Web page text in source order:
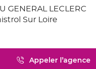
GENERAL LECLERC
Sur Loire
Appeler l’agence
Afficher